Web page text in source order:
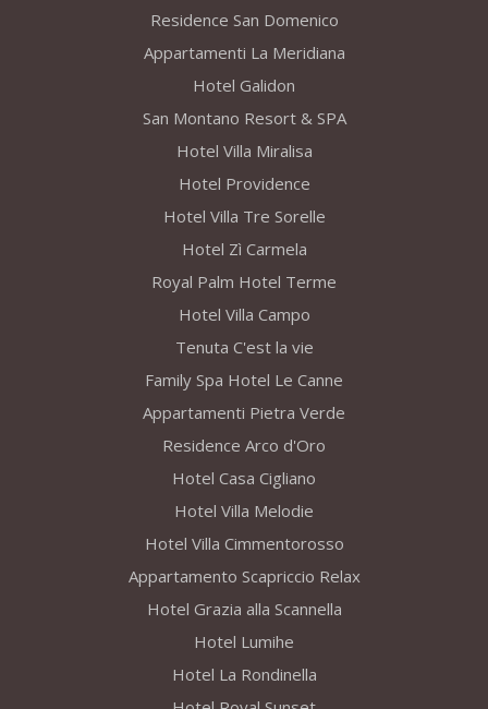
Residence San Domenico
Appartamenti La Meridiana
Hotel Galidon
San Montano Resort & SPA
Hotel Villa Miralisa
Hotel Providence
Hotel Villa Tre Sorelle
Hotel Zì Carmela
Royal Palm Hotel Terme
Hotel Villa Campo
Tenuta C'est la vie
Family Spa Hotel Le Canne
Appartamenti Pietra Verde
Residence Arco d'Oro
Hotel Casa Cigliano
Hotel Villa Melodie
Hotel Villa Cimmentorosso
Appartamento Scapriccio Relax
Hotel Grazia alla Scannella
Hotel Lumihe
Hotel La Rondinella